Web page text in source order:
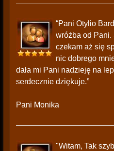
“Pani Otylio
wróżba od Pani.
czekam aż się
nic dobrego
dała mi Pani nadzieję na
serdecznie dziękuje.”
Pani Monika
"Witam, Tak